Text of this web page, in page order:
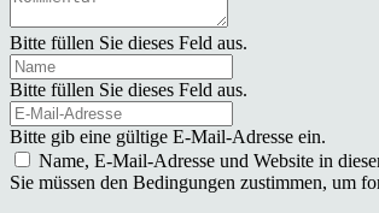
Bitte füllen Sie dieses Feld aus.
Bitte füllen Sie dieses Feld aus.
Bitte gib eine gültige E-Mail-Adresse ein.
Name, E-Mail-Adresse und Website in
Sie müssen den Bedingungen zustimmen, um